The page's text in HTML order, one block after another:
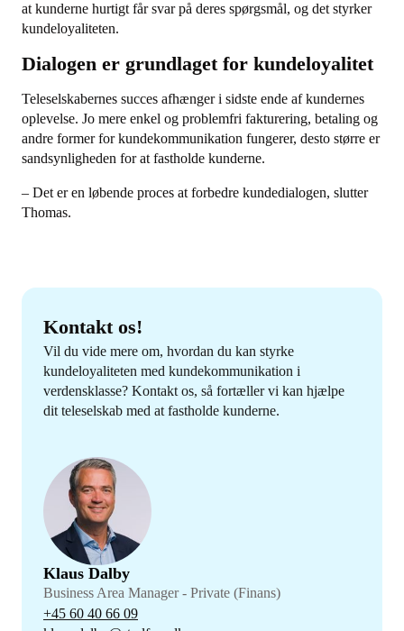
at kunderne hurtigt får svar på deres spørgsmål, og det styrker
kundeloyaliteten.
Dialogen er grundlaget for kundeloyalitet
Teleselskabernes succes afhænger i sidste ende af kundernes
oplevelse. Jo mere enkel og problemfri fakturering, betaling og
andre former for kundekommunikation fungerer, desto større er
sandsynligheden for at fastholde kunderne.
– Det er en løbende proces at forbedre kundedialogen, slutter
Thomas.
Kontakt os!
Vil du vide mere om, hvordan du kan styrke
kundeloyaliteten med kundekommunikation i
verdensklasse? Kontakt os, så fortæller vi kan hjælpe
dit teleselskab med at fastholde kunderne.
Klaus Dalby
Business Area Manager - Private (Finans)
+45 60 40 66 09